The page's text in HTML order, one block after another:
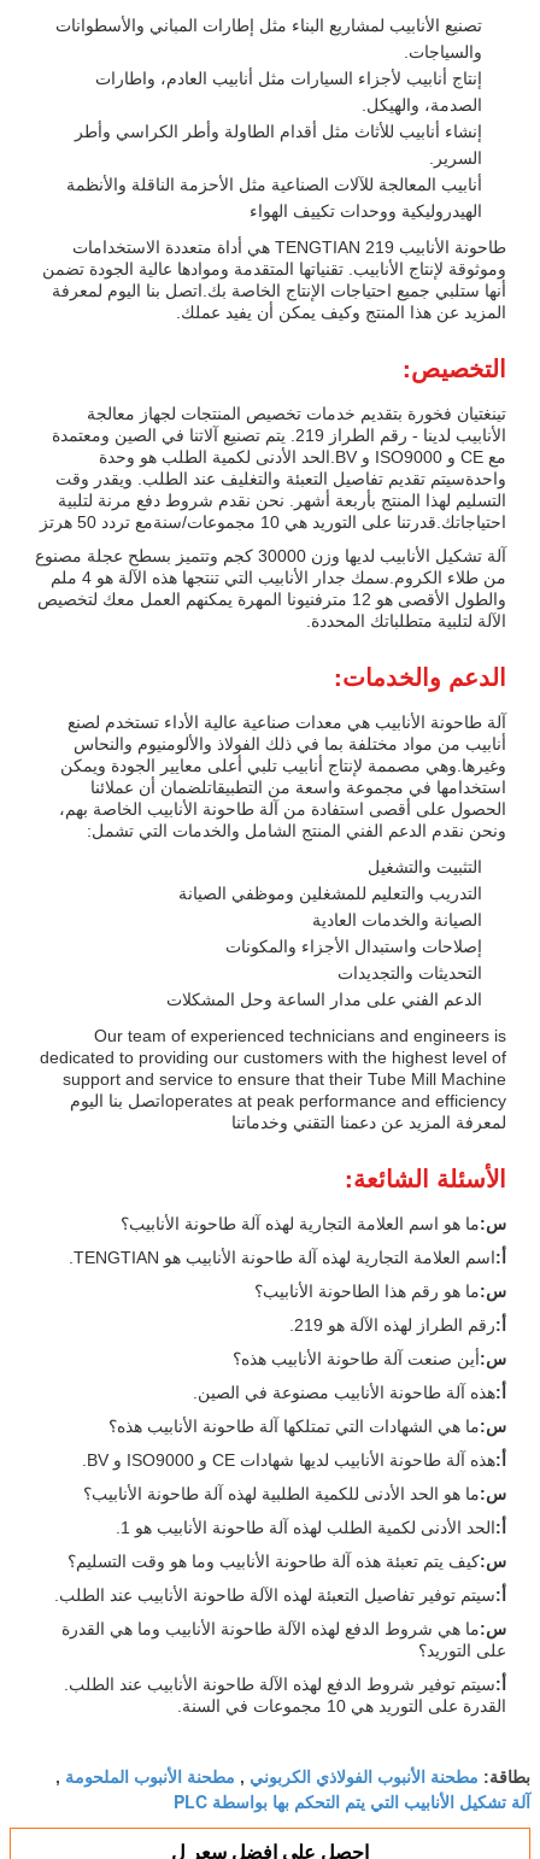
تصنيع الأنابيب لمشاريع البناء مثل إطارات المباني والأسطوانات
والسياجات.
إنتاج أنابيب لأجزاء السيارات مثل أنابيب العادم، واطارات
الصدمة، والهيكل.
إنشاء أنابيب للأثاث مثل أقدام الطاولة وأطر الكراسي وأطر
السرير.
أنابيب المعالجة للآلات الصناعية مثل الأحزمة الناقلة والأنظمة
الهيدروليكية ووحدات تكييف الهواء
طاحونة الأنابيب TENGTIAN 219 هي أداة متعددة الاستخدامات
وموثوقة لإنتاج الأنابيب. تقنياتها المتقدمة وموادها عالية الجودة تضمن
أنها ستلبي جميع احتياجات الإنتاج الخاصة بك.اتصل بنا اليوم لمعرفة
المزيد عن هذا المنتج وكيف يمكن أن يفيد عملك.
التخصيص:
تينغتيان فخورة بتقديم خدمات تخصيص المنتجات لجهاز معالجة
الأنابيب لدينا - رقم الطراز 219. يتم تصنيع آلاتنا في الصين ومعتمدة
مع CE و ISO9000 و BV.الحد الأدنى لكمية الطلب هو وحدة
واحدةسيتم تقديم تفاصيل التعبئة والتغليف عند الطلب. ويقدر وقت
التسليم لهذا المنتج بأربعة أشهر. نحن نقدم شروط دفع مرنة لتلبية
احتياجاتك.قدرتنا على التوريد هي 10 مجموعات/سنةمع تردد 50 هرتز
آلة تشكيل الأنابيب لديها وزن 30000 كجم وتتميز بسطح عجلة مصنوع
من طلاء الكروم.سمك جدار الأنابيب التي تنتجها هذه الآلة هو 4 ملم
والطول الأقصى هو 12 مترفنيونا المهرة يمكنهم العمل معك لتخصيص
الآلة لتلبية متطلباتك المحددة.
الدعم والخدمات:
آلة طاحونة الأنابيب هي معدات صناعية عالية الأداء تستخدم لصنع
أنابيب من مواد مختلفة بما في ذلك الفولاذ والألومنيوم والنحاس
وغيرها.وهي مصممة لإنتاج أنابيب تلبي أعلى معايير الجودة ويمكن
استخدامها في مجموعة واسعة من التطبيقاتلضمان أن عملائنا
الحصول على أقصى استفادة من آلة طاحونة الأنابيب الخاصة بهم،
ونحن نقدم الدعم الفني المنتج الشامل والخدمات التي تشمل:
التثبيت والتشغيل
التدريب والتعليم للمشغلين وموظفي الصيانة
الصيانة والخدمات العادية
إصلاحات واستبدال الأجزاء والمكونات
التحديثات والتجديدات
الدعم الفني على مدار الساعة وحل المشكلات
Our team of experienced technicians and engineers is
dedicated to providing our customers with the highest level of
support and service to ensure that their Tube Mill Machine
operates at peak performance and efficiencyاتصل بنا اليوم
لمعرفة المزيد عن دعمنا التقني وخدماتنا
الأسئلة الشائعة:
س:ما هو اسم العلامة التجارية لهذه آلة طاحونة الأنابيب؟
أ:اسم العلامة التجارية لهذه آلة طاحونة الأنابيب هو TENGTIAN.
س:ما هو رقم هذا الطاحونة الأنابيب؟
أ:رقم الطراز لهذه الآلة هو 219.
س:أين صنعت آلة طاحونة الأنابيب هذه؟
أ:هذه آلة طاحونة الأنابيب مصنوعة في الصين.
س:ما هي الشهادات التي تمتلكها آلة طاحونة الأنابيب هذه؟
أ:هذه آلة طاحونة الأنابيب لديها شهادات CE و ISO9000 و BV.
س:ما هو الحد الأدنى للكمية الطلبية لهذه آلة طاحونة الأنابيب؟
أ:الحد الأدنى لكمية الطلب لهذه آلة طاحونة الأنابيب هو 1.
س:كيف يتم تعبئة هذه آلة طاحونة الأنابيب وما هو وقت التسليم؟
أ:سيتم توفير تفاصيل التعبئة لهذه الآلة طاحونة الأنابيب عند الطلب.
س:ما هي شروط الدفع لهذه الآلة طاحونة الأنابيب وما هي القدرة
على التوريد؟
أ:سيتم توفير شروط الدفع لهذه الآلة طاحونة الأنابيب عند الطلب.
القدرة على التوريد هي 10 مجموعات في السنة.
بطاقة: مطحنة الأنبوب الفولاذي الكربوني , مطحنة الأنبوب الملحومة ,
آلة تشكيل الأنابيب التي يتم التحكم بها بواسطة PLC
احصل على افضل سعر ل